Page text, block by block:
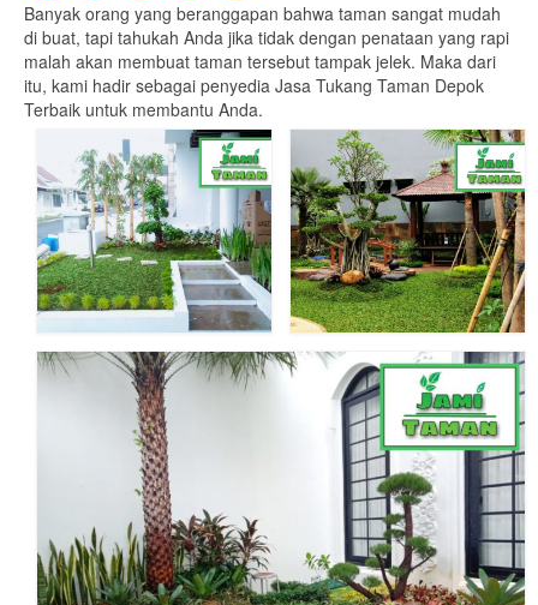
Banyak orang yang beranggapan bahwa taman sangat mudah
di buat, tapi tahukah Anda jika tidak dengan penataan yang rapi
malah akan membuat taman tersebut tampak jelek. Maka dari
itu, kami hadir sebagai penyedia Jasa Tukang Taman Depok
Terbaik untuk membantu Anda.